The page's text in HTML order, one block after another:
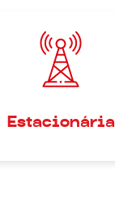
Estacionária